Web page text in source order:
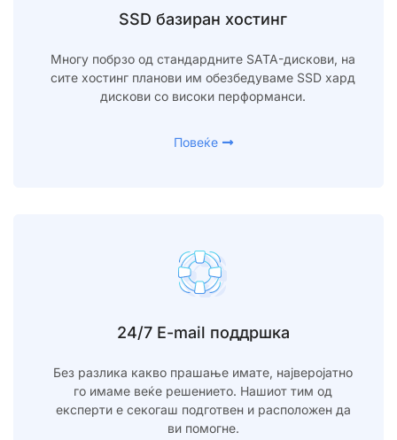
SSD базиран хостинг
Многу побрзо од стандардните SATA-дискови, на
сите хостинг планови им обезбедуваме SSD хард
дискови со високи перформанси.
Повеќе
24/7 E-mail поддршка
Без разлика какво прашање имате, најверојатно
го имаме веќе решението. Нашиот тим од
експерти е секогаш подготвен и расположен да
ви помогне.